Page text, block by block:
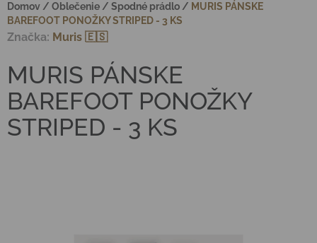
Domov / Oblečenie / Spodné prádlo / MURIS PÁNSKE
BAREFOOT PONOŽKY STRIPED - 3 KS
MURIS PÁNSKE
BAREFOOT PONOŽKY
STRIPED - 3 KS
Značka: Muris 🇪🇸